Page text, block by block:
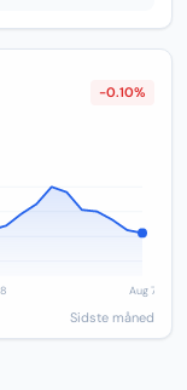
-0.10%
Sidste måned